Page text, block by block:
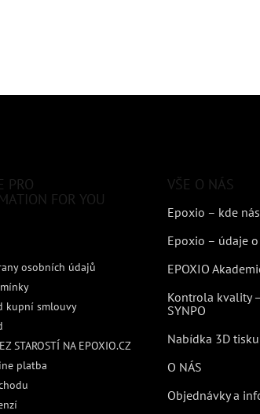
PRO
FOR YOU
osobních údajů
kupní smlouvy
STAROSTÍ NA EPOXIO.CZ
platba
VŠE O NÁS
Epoxio – kde
Epoxio – údaje
EPOXIO
Kontrola kvality
SYNPO
Nabídka 3D tisku
O NÁS
Objednávky a